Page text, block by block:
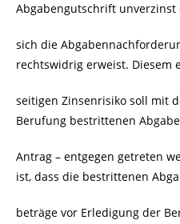
Abgabengutschrift unverzinst
sich die
rechtswidrig erweist. Diesem
seitigen Zinsenrisiko soll mit
Berufung bestrittenen
Antrag – entgegen getreten
ist, dass die bestrittenen
beträge vor Erledigung der